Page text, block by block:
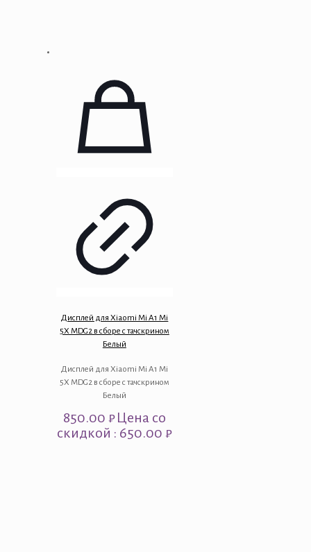
Дисплей для Xiaomi Mi A1 Mi
5X MDG2 в сборе с тачскрином
Белый
Дисплей для Xiaomi Mi A1 Mi
5X MDG2 в сборе с тачскрином
Белый
850.00 ₽Цена со
скидкой : 650.00 ₽